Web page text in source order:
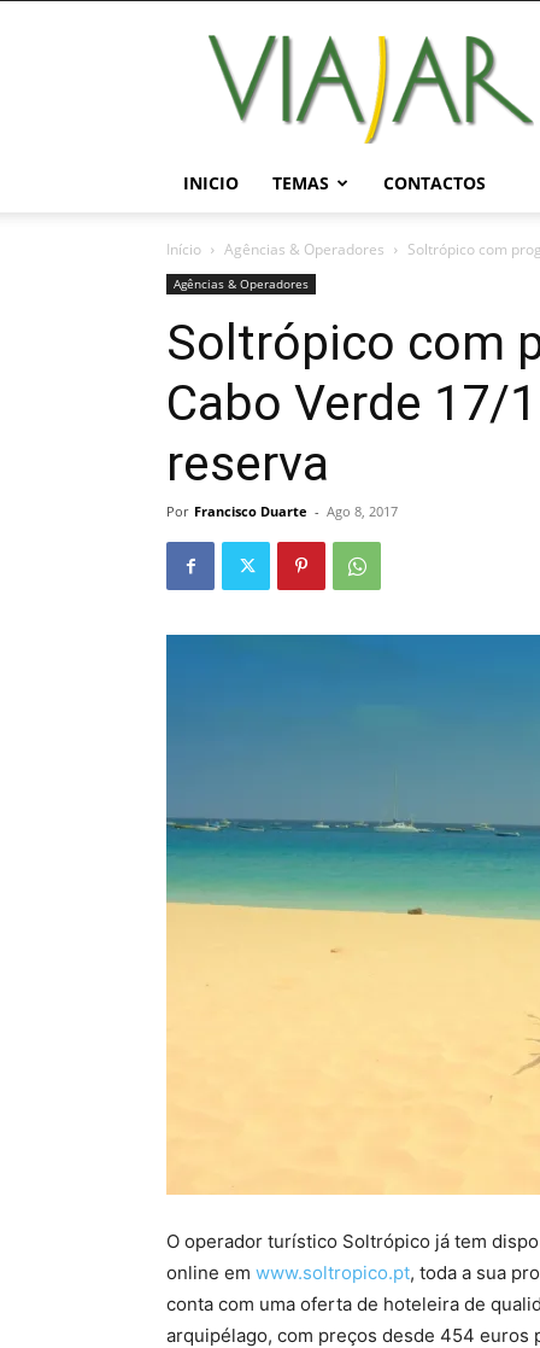
Viajar
Magazine
Online
INICIO TEMAS CONTACTOS
Início Agências & Operadores Soltrópico com
Agências & Operadores
Soltrópico com
Cabo Verde 17/
reserva
Por Francisco Duarte - Ago 8, 2017
O operador turístico Soltrópico já tem
online em www.soltropico.pt, toda a sua
conta com uma oferta de hoteleira de
arquipélago, com preços desde 454 euros